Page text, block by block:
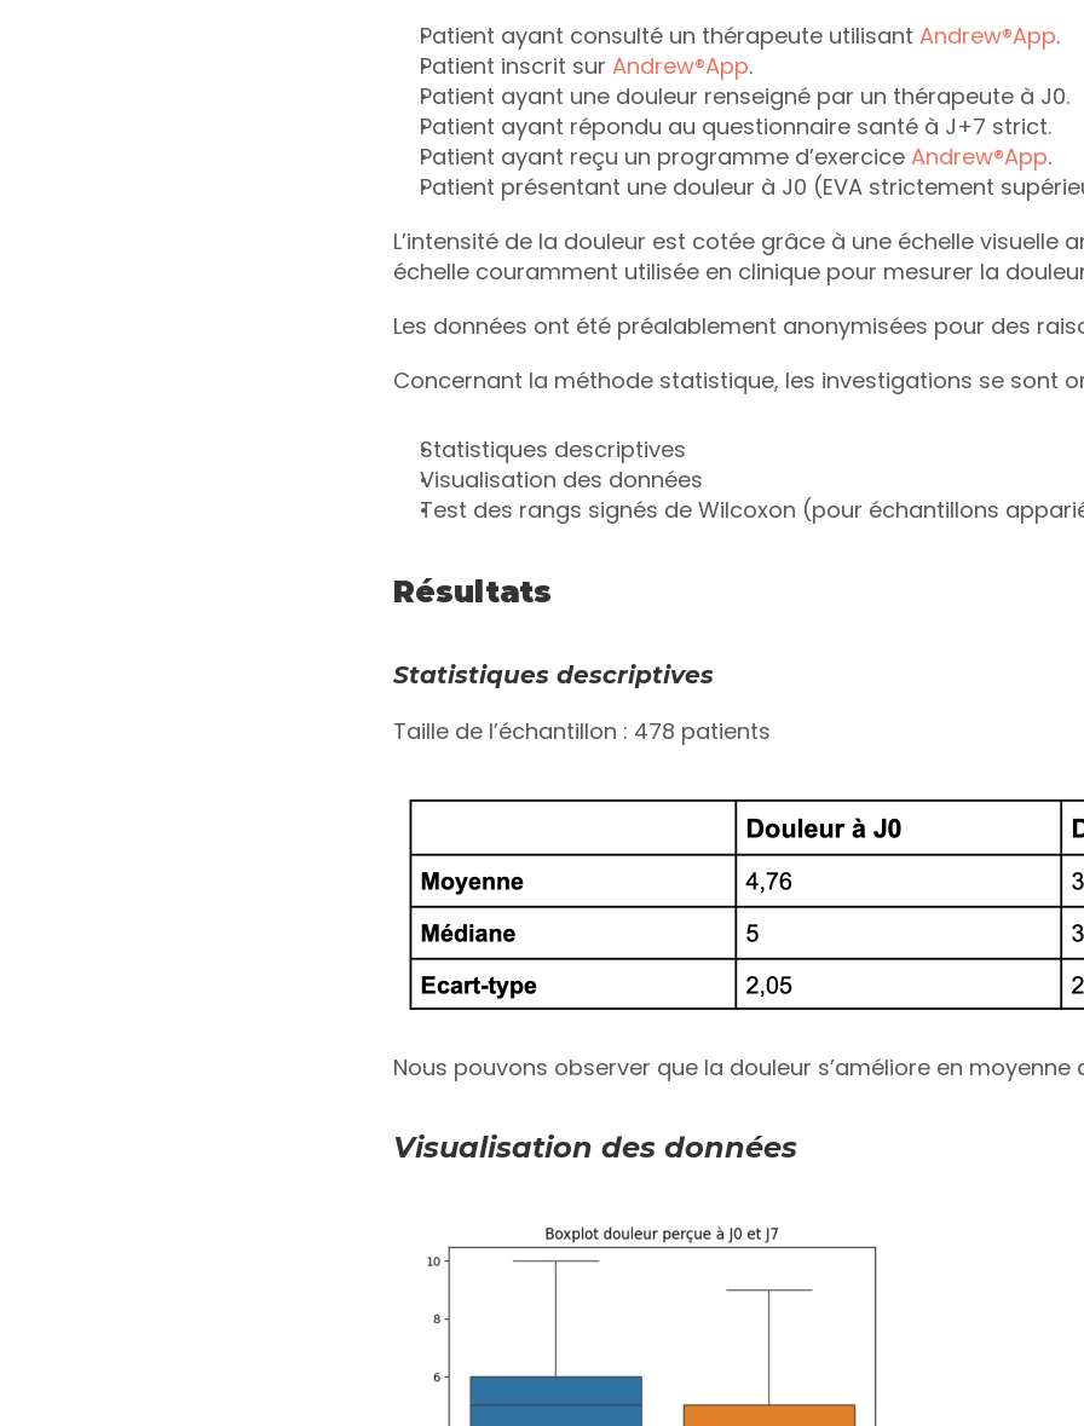
Patient ayant consulté un thérapeute utilisant Andrew®App.
Patient inscrit sur Andrew®App.
Patient ayant une douleur renseigné par un thérapeute à J0.
Patient ayant répondu au questionnaire santé à J+7 strict.
Patient ayant reçu un programme d’exercice Andrew®App.
Patient présentant une douleur à J0 (EVA strictement
L’intensité de la douleur est cotée grâce à une échelle visuelle
échelle couramment utilisée en clinique pour mesurer la
Les données ont été préalablement anonymisées pour des
Concernant la méthode statistique, les investigations se sont
Statistiques descriptives
Visualisation des données
Test des rangs signés de Wilcoxon (pour échantillons
Résultats
Statistiques descriptives
Taille de l’échantillon : 478 patients
Nous pouvons observer que la douleur s’améliore en moyenne
Visualisation des données